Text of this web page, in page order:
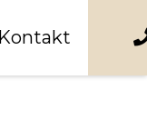
Kontakt